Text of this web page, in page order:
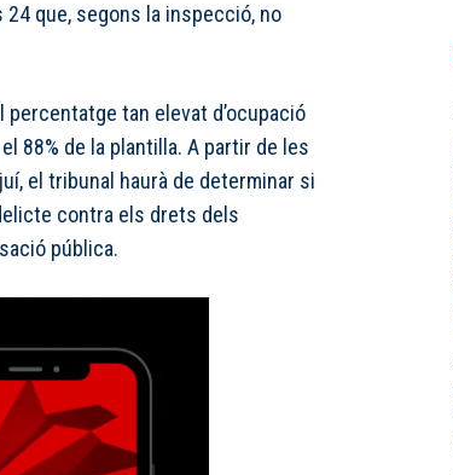
que, segons la inspecció, no
percentatge tan elevat d’ocupació
88% de la plantilla. A partir de les
el tribunal haurà de determinar si
contra els drets dels
pública.